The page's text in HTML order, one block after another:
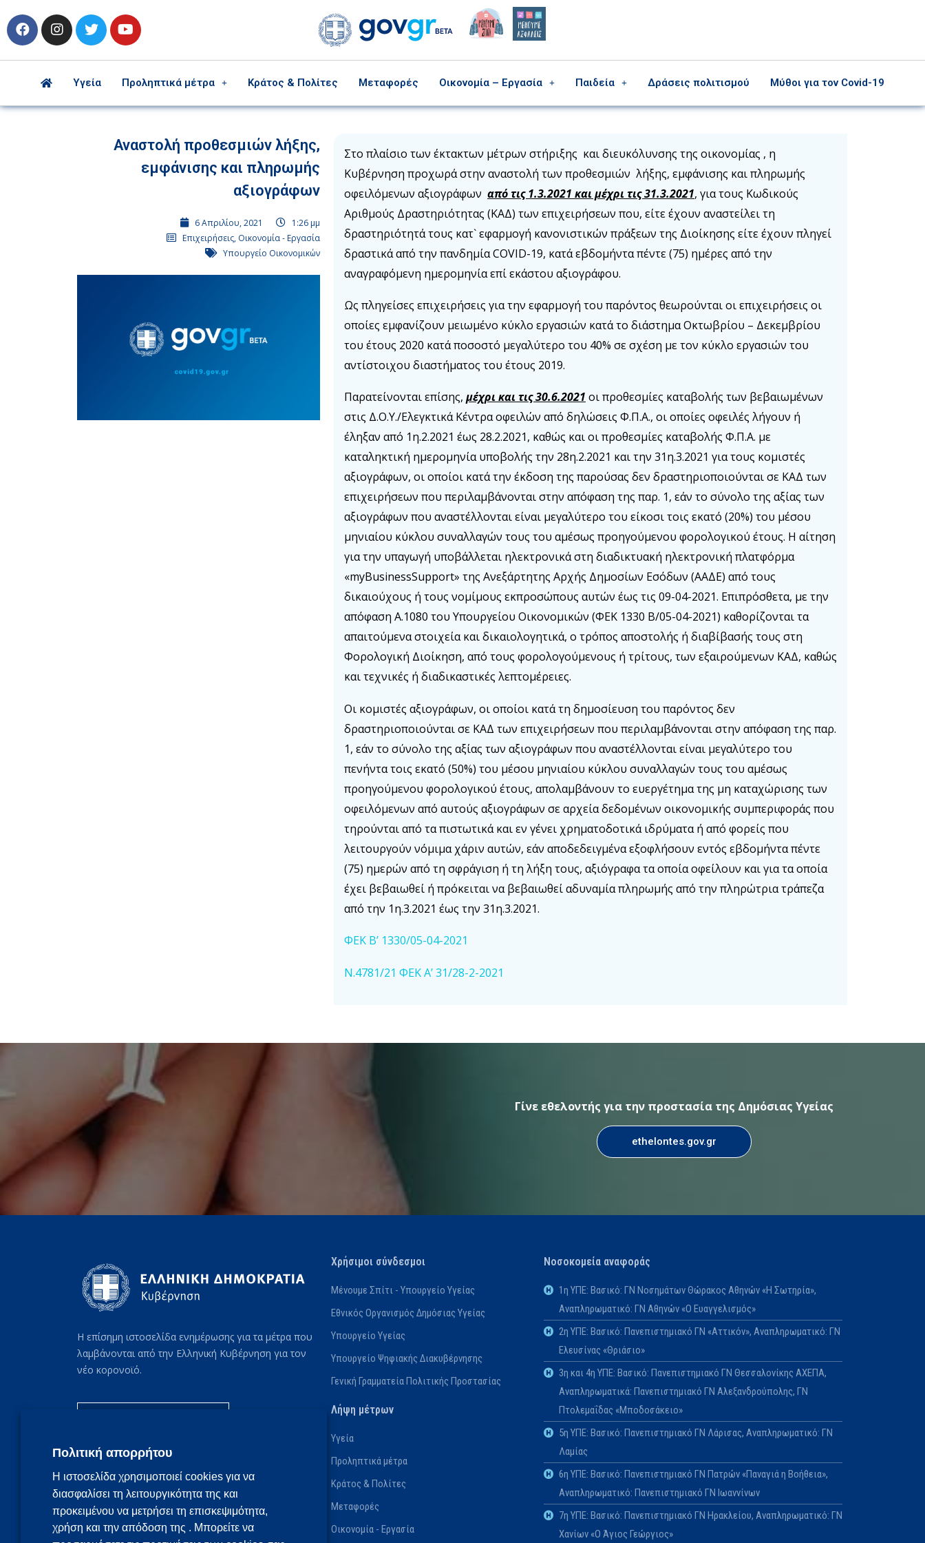
Υγεία Προληπτικά μέτρα Κράτος & Πολίτες Μεταφορές Οικονομία – Εργασία Παιδεία Δράσεις πολιτισμού Μύθοι για τον Covid-19
Αναστολή προθεσμιών λήξης,
εμφάνισης και πληρωμής
αξιογράφων
6 Απριλίου, 2021
1:26 μμ
Επιχειρήσεις, Οικονομία - Εργασία
Υπουργείο Οικονομικών
Στο πλαίσιο των έκτακτων μέτρων στήριξης και διευκόλυνσης της οικονομίας , η
Κυβέρνηση προχωρά στην αναστολή των προθεσμιών λήξης, εμφάνισης και πληρωμής
οφειλόμενων αξιογράφων από τις 1.3.2021 και μέχρι τις 31.3.2021, για τους Κωδικούς
Αριθμούς Δραστηριότητας (ΚΑΔ) των επιχειρήσεων που, είτε έχουν αναστείλει τη
δραστηριότητά τους κατ` εφαρμογή κανονιστικών πράξεων της Διοίκησης είτε έχουν πληγεί
δραστικά από την πανδημία COVID-19, κατά εβδομήντα πέντε (75) ημέρες από την
αναγραφόμενη ημερομηνία επί εκάστου αξιογράφου.
Ως πληγείσες επιχειρήσεις για την εφαρμογή του παρόντος θεωρούνται οι επιχειρήσεις οι
οποίες εμφανίζουν μειωμένο κύκλο εργασιών κατά το διάστημα Οκτωβρίου – Δεκεμβρίου
του έτους 2020 κατά ποσοστό μεγαλύτερο του 40% σε σχέση με τον κύκλο εργασιών του
αντίστοιχου διαστήματος του έτους 2019.
Παρατείνονται επίσης, μέχρι και τις 30.6.2021 οι προθεσμίες καταβολής των βεβαιωμένων
στις Δ.Ο.Υ./Ελεγκτικά Κέντρα οφειλών από δηλώσεις Φ.Π.Α., οι οποίες οφειλές λήγουν ή
έληξαν από 1η.2.2021 έως 28.2.2021, καθώς και οι προθεσμίες καταβολής Φ.Π.Α. με
καταληκτική ημερομηνία υποβολής την 28η.2.2021 και την 31η.3.2021 για τους κομιστές
αξιογράφων, οι οποίοι κατά την έκδοση της παρούσας δεν δραστηριοποιούνται σε ΚΑΔ των
επιχειρήσεων που περιλαμβάνονται στην απόφαση της παρ. 1, εάν το σύνολο της αξίας των
αξιογράφων που αναστέλλονται είναι μεγαλύτερο του είκοσι τοις εκατό (20%) του μέσου
μηνιαίου κύκλου συναλλαγών τους του αμέσως προηγούμενου φορολογικού έτους. Η αίτηση
για την υπαγωγή υποβάλλεται ηλεκτρονικά στη διαδικτυακή ηλεκτρονική πλατφόρμα
«myBusinessSupport» της Ανεξάρτητης Αρχής Δημοσίων Εσόδων (ΑΑΔΕ) από τους
δικαιούχους ή τους νομίμους εκπροσώπους αυτών έως τις 09-04-2021. Επιπρόσθετα, με την
απόφαση Α.1080 του Υπουργείου Οικονομικών (ΦΕΚ 1330 Β/05-04-2021) καθορίζονται τα
απαιτούμενα στοιχεία και δικαιολογητικά, ο τρόπος αποστολής ή διαβίβασής τους στη
Φορολογική Διοίκηση, από τους φορολογούμενους ή τρίτους, των εξαιρούμενων ΚΑΔ, καθώς
και τεχνικές ή διαδικαστικές λεπτομέρειες.
Οι κομιστές αξιογράφων, οι οποίοι κατά τη δημοσίευση του παρόντος δεν
δραστηριοποιούνται σε ΚΑΔ των επιχειρήσεων που περιλαμβάνονται στην απόφαση της παρ.
1, εάν το σύνολο της αξίας των αξιογράφων που αναστέλλονται είναι μεγαλύτερο του
πενήντα τοις εκατό (50%) του μέσου μηνιαίου κύκλου συναλλαγών τους του αμέσως
προηγούμενου φορολογικού έτους, απολαμβάνουν το ευεργέτημα της μη καταχώρισης των
οφειλόμενων από αυτούς αξιογράφων σε αρχεία δεδομένων οικονομικής συμπεριφοράς που
τηρούνται από τα πιστωτικά και εν γένει χρηματοδοτικά ιδρύματα ή από φορείς που
λειτουργούν νόμιμα χάριν αυτών, εάν αποδεδειγμένα εξοφλήσουν εντός εβδομήντα πέντε
(75) ημερών από τη σφράγιση ή τη λήξη τους, αξιόγραφα τα οποία οφείλουν και για τα οποία
έχει βεβαιωθεί ή πρόκειται να βεβαιωθεί αδυναμία πληρωμής από την πληρώτρια τράπεζα
από την 1η.3.2021 έως την 31η.3.2021.
ΦΕΚ Β’ 1330/05-04-2021
Ν.4781/21 ΦΕΚ Α’ 31/28-2-2021
Γίνε εθελοντής για την προστασία της Δημόσιας Υγείας
ethelontes.gov.gr
Η επίσημη ιστοσελίδα ενημέρωσης για τα μέτρα που
λαμβάνονται από την Ελληνική Κυβέρνηση για τον
νέο κορονοϊό.
Χρήσιμοι σύνδεσμοι
Μένουμε Σπίτι - Υπουργείο Υγείας
Εθνικός Οργανισμός Δημόσιας Υγείας
Υπουργείο Υγείας
Υπουργείο Ψηφιακής Διακυβέρνησης
Γενική Γραμματεία Πολιτικής Προστασίας
Λήψη μέτρων
Υγεία
Προληπτικά μέτρα
Κράτος & Πολίτες
Μεταφορές
Οικονομία - Εργασία
Νοσοκομεία αναφοράς
1η ΥΠΕ: Βασικό: ΓΝ Νοσημάτων Θώρακος Αθηνών «Η Σωτηρία»,
Αναπληρωματικό: ΓΝ Αθηνών «Ο Ευαγγελισμός»
2η ΥΠΕ: Βασικό: Πανεπιστημιακό ΓΝ «Αττικόν», Αναπληρωματικό: ΓΝ
Ελευσίνας «Θριάσιο»
3η και 4η ΥΠΕ: Βασικό: Πανεπιστημιακό ΓΝ Θεσσαλονίκης ΑΧΕΠΑ,
Αναπληρωματικά: Πανεπιστημιακό ΓΝ Αλεξανδρούπολης, ΓΝ
Πτολεμαΐδας «Μποδοσάκειο»
5η ΥΠΕ: Βασικό: Πανεπιστημιακό ΓΝ Λάρισας, Αναπληρωματικό: ΓΝ
Λαμίας
6η ΥΠΕ: Βασικό: Πανεπιστημιακό ΓΝ Πατρών «Παναγιά η Βοήθεια»,
Αναπληρωματικό: Πανεπιστημιακό ΓΝ Ιωαννίνων
7η ΥΠΕ: Βασικό: Πανεπιστημιακό ΓΝ Ηρακλείου, Αναπληρωματικό: ΓΝ
Χανίων «Ο Άγιος Γεώργιος»
Πολιτική απορρήτου
Η ιστοσελίδα χρησιμοποιεί cookies για να
διασφαλίσει τη λειτουργικότητα της και
προκειμένου να μετρήσει τη επισκεψιμότητα,
χρήση και την απόδοση της . Μπορείτε να